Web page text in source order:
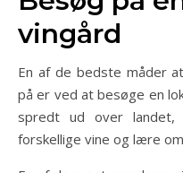
vingård
En af de bedste måder
på er ved at besøge en
spredt ud over
forskellige vine og lære